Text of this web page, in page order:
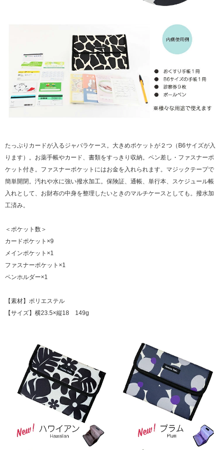
たっぷりカードが入るジャバラケース。大きめポケットが２つ（B6サイズが入
ります）。お薬手帳やカード、書類をすっきり収納。ペン差し・ファスナーポ
ケット付き。ファスナーポケットにはお金を入れられます。マジックテープで
簡単開閉。汚れや水に強い撥水加工。保険証、通帳、単行本、スケジュール帳
入れとして、お財布の中身を整理したいときのマルチケースとしても。撥水加
工済み。
＜ポケット数＞
カードポケット×9
メインポケット×1
ファスナーポケット×1
ペンホルダー×1
【素材】ポリエステル
【サイズ】横23.5×縦18 149g